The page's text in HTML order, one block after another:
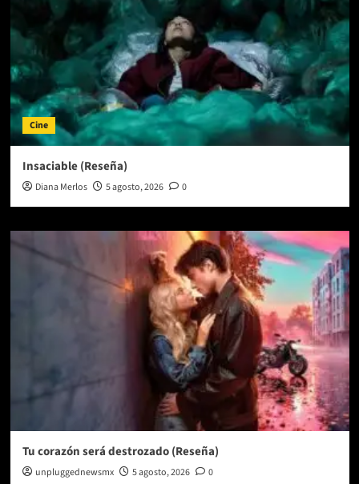
Cine
Insaciable (Reseña)
Diana Merlos 5 agosto, 2026 0
Tu corazón será destrozado (Reseña)
unpluggednewsmx 5 agosto, 2026 0